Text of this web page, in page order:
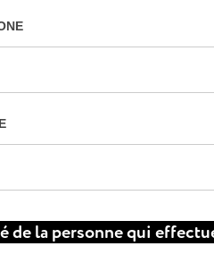
de la personne qui